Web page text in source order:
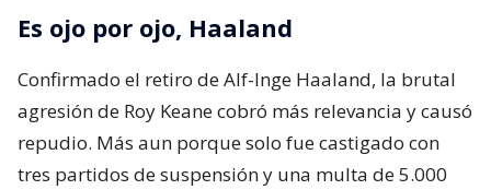
Es ojo por ojo, Haaland
Confirmado el retiro de Alf-Inge Haaland, la brutal
agresión de Roy Keane cobró más relevancia y causó
repudio. Más aun porque solo fue castigado con
tres partidos de suspensión y una multa de 5.000